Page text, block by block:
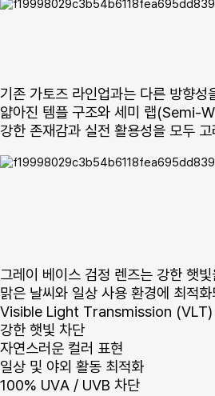
기존 가토즈 라인업과는 다른 방향
얇아진 템플 구조와 세미 랩(Semi-
강한 존재감과 실전 활용성을 모두
그레이 베이스 검정 렌즈는 강한 햇
맑은 날씨와 일상 사용 환경에 최적
Visible Light Transmission (VLT)
강한 햇빛 차단
자연스러운 컬러 표현
일상 및 야외 활동 최적화
100% UVA / UVB 차단